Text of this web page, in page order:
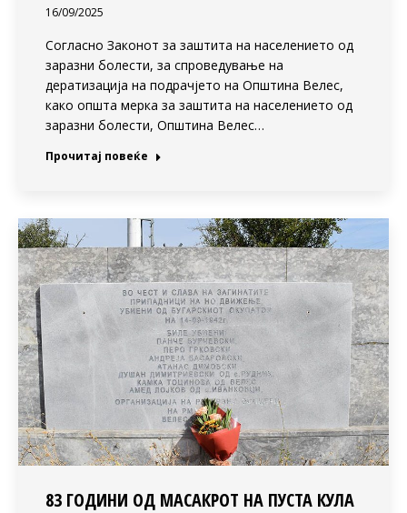
16/09/2025
Согласно Законот за заштита на населението од
заразни болести, за спроведување на
дератизација на подрачјето на Општина Велес,
како општа мерка за заштита на населението од
заразни болести, Општина Велес…
Прочитај повеќе
83 ГОДИНИ ОД МАСАКРОТ НА ПУСТА КУЛА